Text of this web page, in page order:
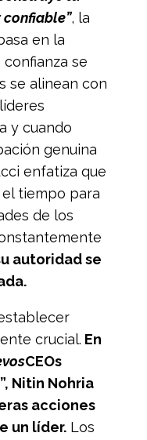
, la
en la
se
se alinean con
y cuando
genuina
enfatiza que
tiempo para
de los
autoridad se
crucial. En
CEOs
Nitin Nohria
acciones
un líder. Los